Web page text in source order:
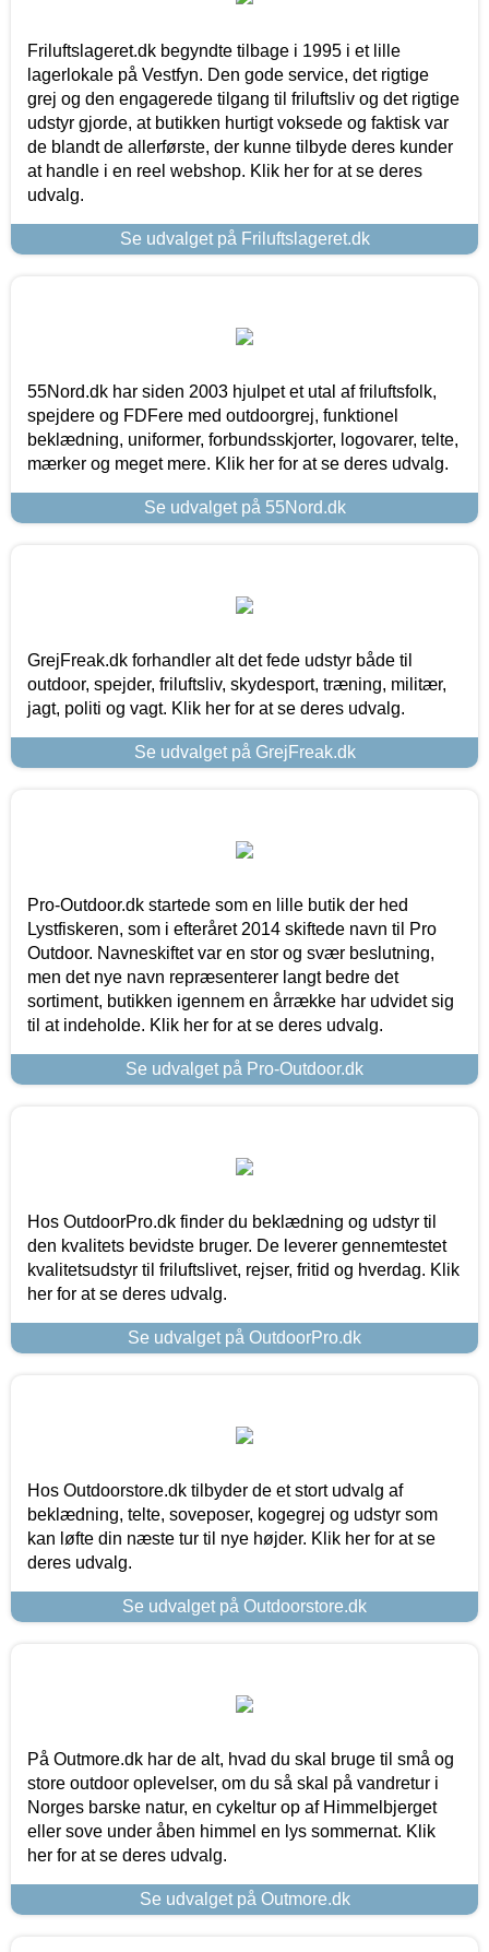
Friluftslageret.dk begyndte tilbage i 1995 i et lille
lagerlokale på Vestfyn. Den gode service, det rigtige
grej og den engagerede tilgang til friluftsliv og det rigtige
udstyr gjorde, at butikken hurtigt voksede og faktisk var
de blandt de allerførste, der kunne tilbyde deres kunder
at handle i en reel webshop. Klik her for at se deres
udvalg.
Se udvalget på Friluftslageret.dk
55Nord.dk har siden 2003 hjulpet et utal af friluftsfolk,
spejdere og FDFere med outdoorgrej, funktionel
beklædning, uniformer, forbundsskjorter, logovarer, telte,
mærker og meget mere. Klik her for at se deres udvalg.
Se udvalget på 55Nord.dk
GrejFreak.dk forhandler alt det fede udstyr både til
outdoor, spejder, friluftsliv, skydesport, træning, militær,
jagt, politi og vagt. Klik her for at se deres udvalg.
Se udvalget på GrejFreak.dk
Pro-Outdoor.dk startede som en lille butik der hed
Lystfiskeren, som i efteråret 2014 skiftede navn til Pro
Outdoor. Navneskiftet var en stor og svær beslutning,
men det nye navn repræsenterer langt bedre det
sortiment, butikken igennem en årrække har udvidet sig
til at indeholde. Klik her for at se deres udvalg.
Se udvalget på Pro-Outdoor.dk
Hos OutdoorPro.dk finder du beklædning og udstyr til
den kvalitets bevidste bruger. De leverer gennemtestet
kvalitetsudstyr til friluftslivet, rejser, fritid og hverdag. Klik
her for at se deres udvalg.
Se udvalget på OutdoorPro.dk
Hos Outdoorstore.dk tilbyder de et stort udvalg af
beklædning, telte, soveposer, kogegrej og udstyr som
kan løfte din næste tur til nye højder. Klik her for at se
deres udvalg.
Se udvalget på Outdoorstore.dk
På Outmore.dk har de alt, hvad du skal bruge til små og
store outdoor oplevelser, om du så skal på vandretur i
Norges barske natur, en cykeltur op af Himmelbjerget
eller sove under åben himmel en lys sommernat. Klik
her for at se deres udvalg.
Se udvalget på Outmore.dk